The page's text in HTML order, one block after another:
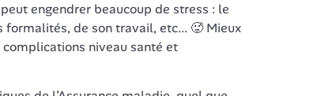
engendrer beaucoup de stress : le
formalités, de son travail, etc... 🥵 Mieux
niveau santé et